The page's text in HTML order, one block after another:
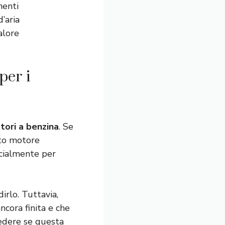
i
a benzina. Se
motore
per
Tuttavia,
finita e che
se questa